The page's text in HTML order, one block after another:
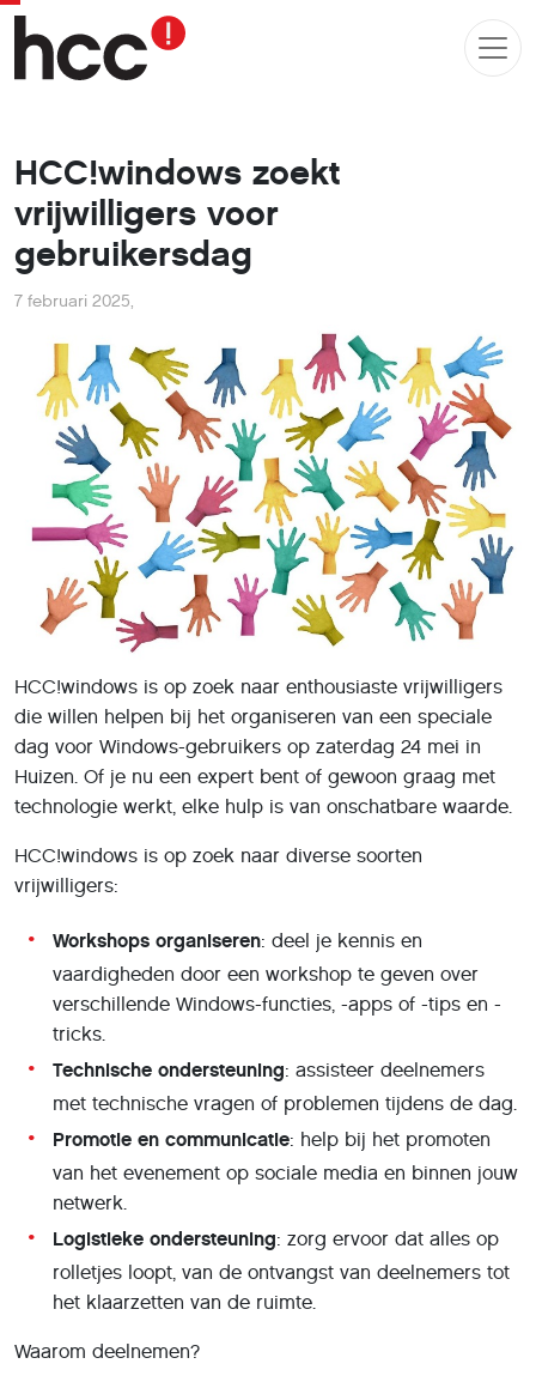
HCC!windows zoekt
vrijwilligers voor
gebruikersdag
7 februari 2025,
HCC!windows is op zoek naar enthousiaste vrijwilligers
die willen helpen bij het organiseren van een speciale
dag voor Windows-gebruikers op zaterdag 24 mei in
Huizen. Of je nu een expert bent of gewoon graag met
technologie werkt, elke hulp is van onschatbare waarde.
HCC!windows is op zoek naar diverse soorten
vrijwilligers:
Workshops organiseren: deel je kennis en
vaardigheden door een workshop te geven over
verschillende Windows-functies, -apps of -tips en -
tricks.
Technische ondersteuning: assisteer deelnemers
met technische vragen of problemen tijdens de dag.
Promotie en communicatie: help bij het promoten
van het evenement op sociale media en binnen jouw
netwerk.
Logistieke ondersteuning: zorg ervoor dat alles op
rolletjes loopt, van de ontvangst van deelnemers tot
het klaarzetten van de ruimte.
Waarom deelnemen?